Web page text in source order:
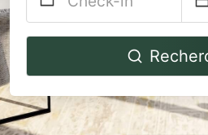
Navigate
to
interact
with